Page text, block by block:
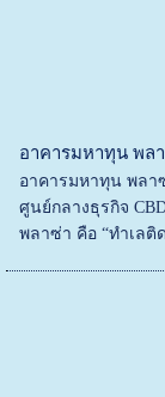
อาคารมหาทุน พล
อาคารมหาทุน พลา
ศูนย์กลางธุรกิจ
พลาซ่า คือ “ทำเลติ